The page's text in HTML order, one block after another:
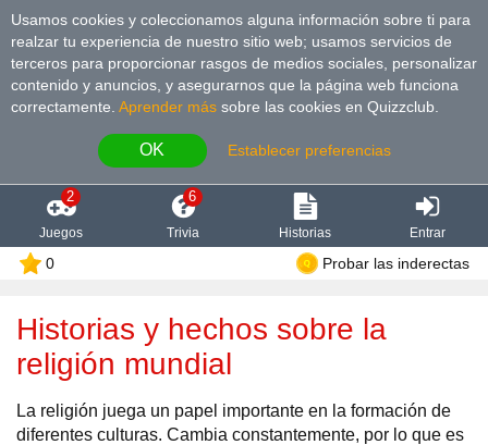
Usamos cookies y coleccionamos alguna información sobre ti para
realzar tu experiencia de nuestro sitio web; usamos servicios de
terceros para proporcionar rasgos de medios sociales, personalizar
contenido y anuncios, y asegurarnos que la página web funciona
correctamente. Aprender más sobre las cookies en Quizzclub.
OK Establecer preferencias
2
Juegos
6
Trivia Historias Entrar
0 Probar las inderectas
Historias y hechos sobre la
religión mundial
La religión juega un papel importante en la formación de
diferentes culturas. Cambia constantemente, por lo que es